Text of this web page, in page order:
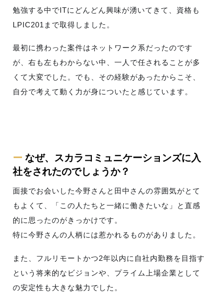
勉強する中でITにどんどん興味が湧いてきて、資格も
LPIC201まで取得しました。
最初に携わった案件はネットワーク系だったのです
が、右も左もわからない中、一人で任されることが多
くて大変でした。でも、その経験があったからこそ、
自分で考えて動く力が身についたと感じています。
ーなぜ、スカラコミュニケーションズに入
社をされたのでしょうか？
面接でお会いした今野さんと田中さんの雰囲気がとて
もよくて、「この人たちと一緒に働きたいな」と直感
的に思ったのがきっかけです。
特に今野さんの人柄には惹かれるものがありました。
また、フルリモートかつ2年以内に自社内勤務を目指す
という将来的なビジョンや、プライム上場企業として
の安定性も大きな魅力でした。